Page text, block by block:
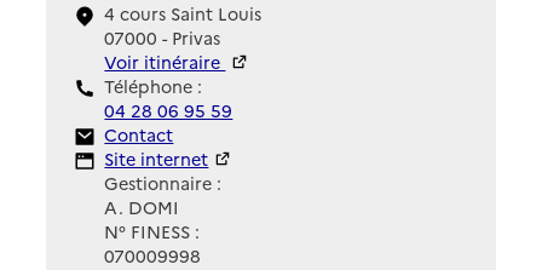
4 cours Saint Louis
07000 - Privas
Voir itinéraire
Téléphone :
04 28 06 95 59
Contact
Contact
Site Internet
Site internet
Gestionnaire :
A. DOMI
N° FINESS :
070009998